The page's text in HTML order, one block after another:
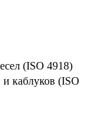
(ISO 4918)
каблуков (ISO